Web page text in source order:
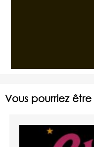
Vous pourriez